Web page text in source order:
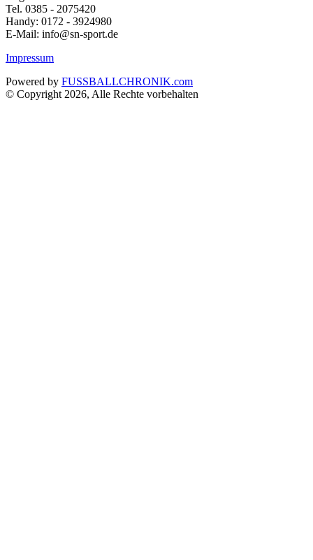
Tel. 0385 - 2075420
Handy: 0172 - 3924980
E-Mail: info@sn-sport.de
Impressum
Powered by FUSSBALLCHRONIK.com
© Copyright 2026, Alle Rechte vorbehalten